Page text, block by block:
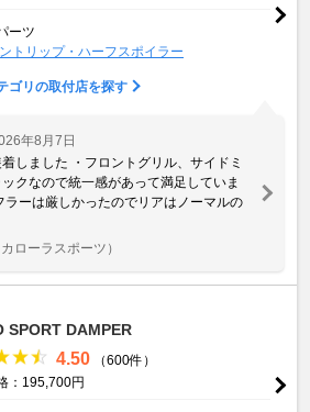
ーツ
トリップ・ハーフスポイラー
ゴリの取付店を探す
年8月7日
しました ・フロントグリル、サイドミ
クなので統一感があって満足していま
ラーは厳しかったのでリアはノーマルの
ローラスポーツ）
SPORT DAMPER
4.50
（600件）
：195,700円